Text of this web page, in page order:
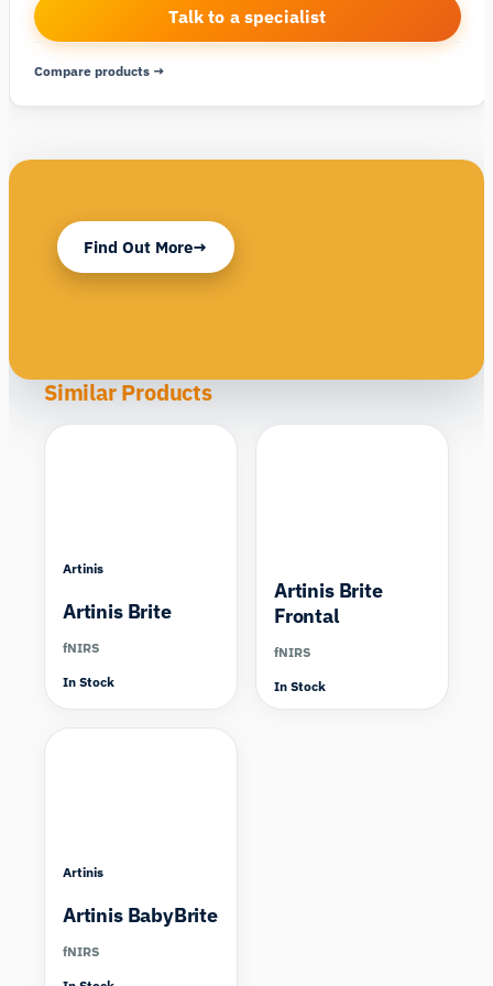
Talk to a specialist
Compare products →
Find Out More
Similar Products
Artinis
Artinis Brite
fNIRS
In Stock
Artinis Brite
Frontal
fNIRS
In Stock
Artinis
Artinis BabyBrite
fNIRS